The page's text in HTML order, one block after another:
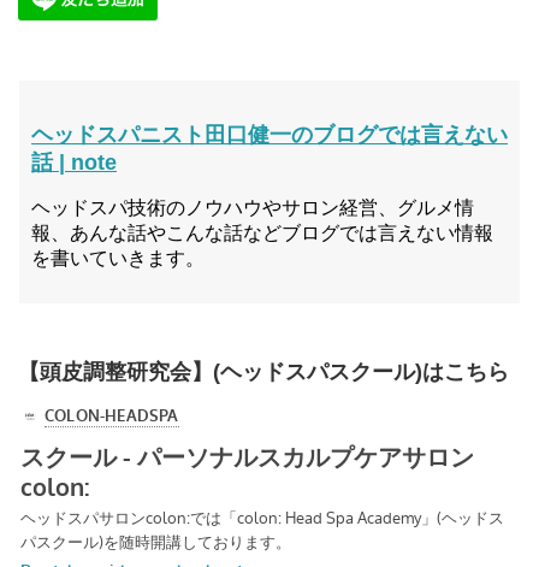
ヘッドスパニスト田口健一のブログでは言えない
話 | note
ヘッドスパ技術のノウハウやサロン経営、グルメ情
報、あんな話やこんな話などブログでは言えない情報
を書いていきます。
【頭皮調整研究会】(ヘッドスパスクール)はこちら